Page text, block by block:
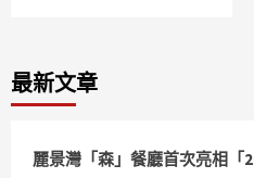
最新文章
麗景灣「森」餐廳首次亮相「